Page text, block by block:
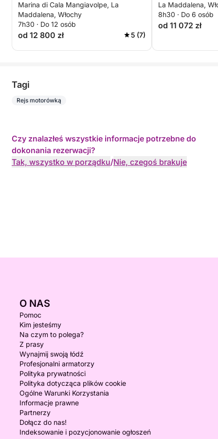
Marina di Cala Mangiavolpe, La
Maddalena, Włochy
7h30 · Do 12 osób
od 12 800 zł 5 (7)
La Maddalena,
8h30 · Do 6 osób
od 11 072 zł
Tagi
Rejs motorówką
Czy znalazłeś wszystkie informacje potrzebne do
dokonania rezerwacji?
Tak, wszystko w porządku/Nie, czegoś brakuje
O NAS
Pomoc
Kim jesteśmy
Na czym to polega?
Z prasy
Wynajmij swoją łódź
Profesjonalni armatorzy
Polityka prywatności
Polityka dotycząca plików cookie
Ogólne Warunki Korzystania
Informacje prawne
Partnerzy
Dołącz do nas!
Indeksowanie i pozycjonowanie ogłoszeń